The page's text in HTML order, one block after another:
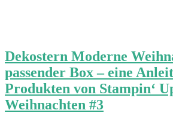
Dekostern Moderne
passender Box – eine
Produkten von Stampin‘
Weihnachten #3